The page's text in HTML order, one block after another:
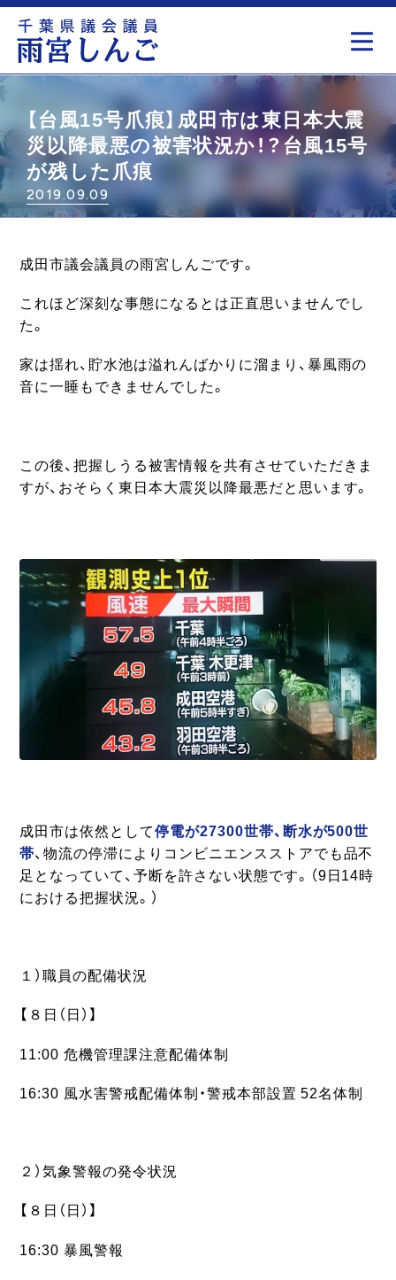
【台風15号爪痕】成田市は東日本大震
災以降最悪の被害状況か！？台風15号
が残した爪痕
2019.09.09
成田市議会議員の雨宮しんごです。
これほど深刻な事態になるとは正直思いませんでし
た。
家は揺れ、貯水池は溢れんばかりに溜まり、暴風雨の
音に一睡もできませんでした。
この後、把握しうる被害情報を共有させていただきま
すが、おそらく東日本大震災以降最悪だと思います。
成田市は依然として停電が27300世帯、断水が500世
帯、物流の停滞によりコンビニエンスストアでも品不
足となっていて、予断を許さない状態です。（9日14時
における把握状況。）
１）職員の配備状況
【８日（日）】
11:00 危機管理課注意配備体制
16:30 風水害警戒配備体制・警戒本部設置 52名体制
２）気象警報の発令状況
【８日（日）】
16:30 暴風警報